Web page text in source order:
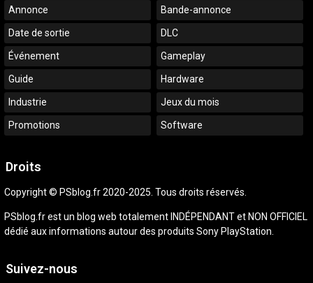
Annonce Bande-annonce
Date de sortie DLC
Événement Gameplay
Guide Hardware
Industrie Jeux du mois
Promotions Software
Droits
Copyright © PSblog.fr 2020-2025. Tous droits réservés.
PSblog.fr est un blog web totalement INDÉPENDANT et NON OFFICIEL
dédié aux informations autour des produits Sony PlayStation.
Suivez-nous